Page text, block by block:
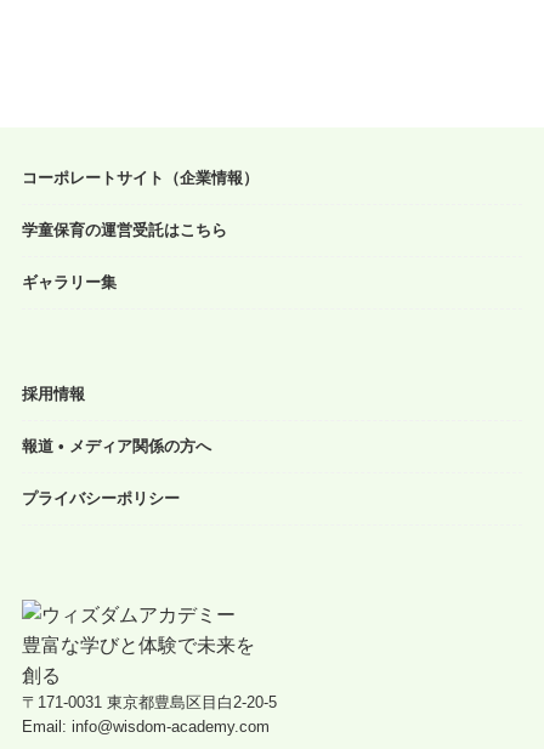
コーポレートサイト（企業情報）
学童保育の運営受託はこちら
ギャラリー集
採用情報
報道 • メディア関係の方へ
プライバシーポリシー
〒171-0031 東京都豊島区目白2-20-5
Email: info@wisdom-academy.com